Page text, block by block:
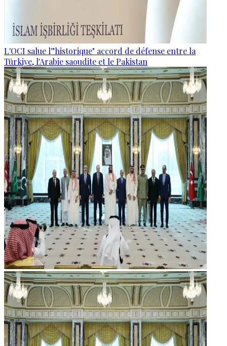
L'OCI salue l'"historique" accord de défense entre la
Türkiye, l'Arabie saoudite et le Pakistan